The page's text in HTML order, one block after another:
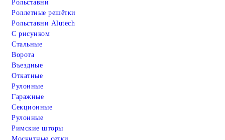
Рольставни
Роллетные решётки
Рольставни Alutech
С рисунком
Стальные
Ворота
Въездные
Откатные
Рулонные
Гаражные
Cекционные
Рулонные
Римские шторы